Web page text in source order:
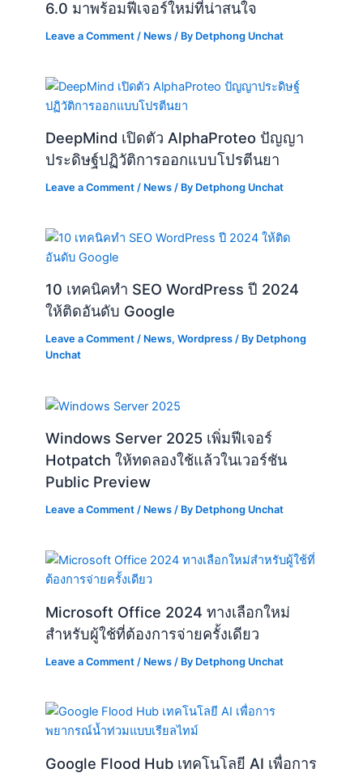
6.0 มาพร้อมฟีเจอร์ใหม่ที่น่าสนใจ
Leave a Comment / News / By Detphong Unchat
DeepMind เปิดตัว AlphaProteo ปัญญา
ประดิษฐ์ปฏิวัติการออกแบบโปรตีนยา
Leave a Comment / News / By Detphong Unchat
10 เทคนิคทำ SEO WordPress ปี 2024
ให้ติดอันดับ Google
Leave a Comment / News,Wordpress / By Detphong
Unchat
Windows Server 2025 เพิ่มฟีเจอร์
Hotpatch ให้ทดลองใช้แล้วในเวอร์ชัน
Public Preview
Leave a Comment / News / By Detphong Unchat
Microsoft Office 2024 ทางเลือกใหม่
สำหรับผู้ใช้ที่ต้องการจ่ายครั้งเดียว
Leave a Comment / News / By Detphong Unchat
Google Flood Hub เทคโนโลยี AI เพื่อการ